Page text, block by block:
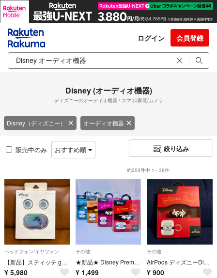
ログイン 会員登録
Disney (オーディオ機器)
ディズニーのオーディオ機器 / スマホ/家電/カメラ
Disney（ディズニー） オーディオ機器
販売中のみ おすすめ順 絞り込み
約300件中 1 - 36件
ヘッドフォン/イヤフォン
【新品】スティッチ gourmandise フルワイヤレスイヤホン DNG-29LT
¥ 5,980
その他
★新品★ Disney Premium Style AirPods シリコンバンド 4種
¥ 1,499
その他
AirPods ディズニーDisneyミッキーマウス シリコンバンド カラビナ付
¥ 900